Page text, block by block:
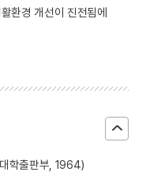
환경 개선이 진전됨에
대학출판부, 1964)